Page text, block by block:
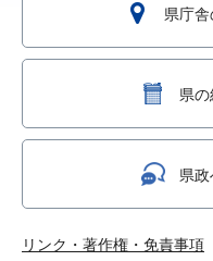
県庁
県
県
リンク・著作権・免責事項